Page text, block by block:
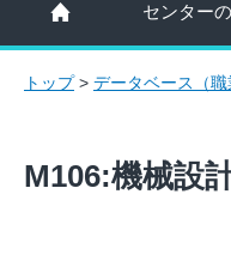
センター
トップ> データベース（職
M106:機械設